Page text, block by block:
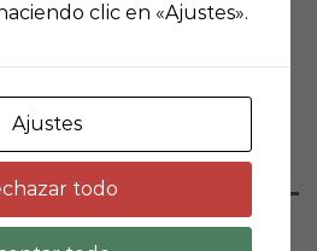
Ilustración,Pinceles y Caligrafía
clic en «Ajustes».
Ajustes
todo